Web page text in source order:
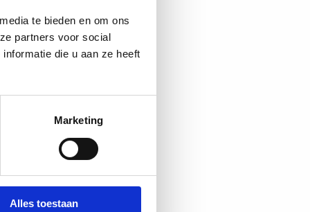
te bieden en om ons
partners voor social
die u aan ze heeft
Marketing
Alles toestaan